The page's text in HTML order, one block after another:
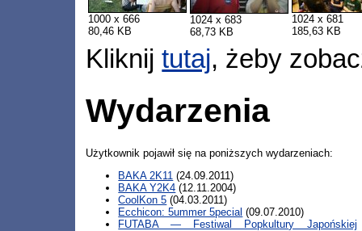
1000 x 666
80,46 KB
1024 x 683
68,73 KB
1024 x 681
185,63 KB
Kliknijtutaj, żeby
Wydarzenia
Użytkownik pojawił się na poniższych wydarzeniach:
BAKA 2K11 (24.09.2011)
BAKA Y2K4 (12.11.2004)
CoolKon 5 (04.03.2011)
Ecchicon: 5ummer 5pecial (09.07.2010)
FUTABA — Festiwal Popkultury Japońskiej